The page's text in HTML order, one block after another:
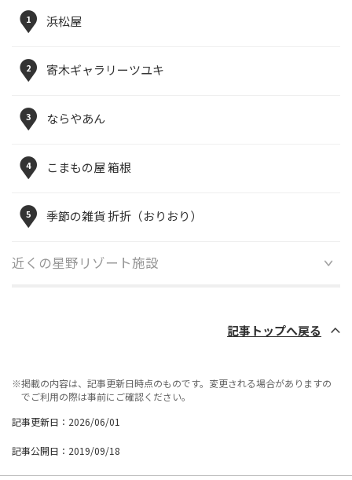
1 浜松屋
2 寄木ギャラリーツユキ
3 ならやあん
4 こまもの屋 箱根
5 季節の雑貨 折折（おりおり）
近くの星野リゾート施設
記事トップへ戻る
※掲載の内容は、記事更新日時点のものです。変更される場合がありますの
でご利用の際は事前にご確認ください。
記事更新日：2026/06/01
記事公開日：2019/09/18